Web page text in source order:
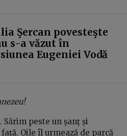
Şercan povesteşte
s-a văzut în
Eugeniei Vodă
peste un șanț și
Oile îl urmează de parcă